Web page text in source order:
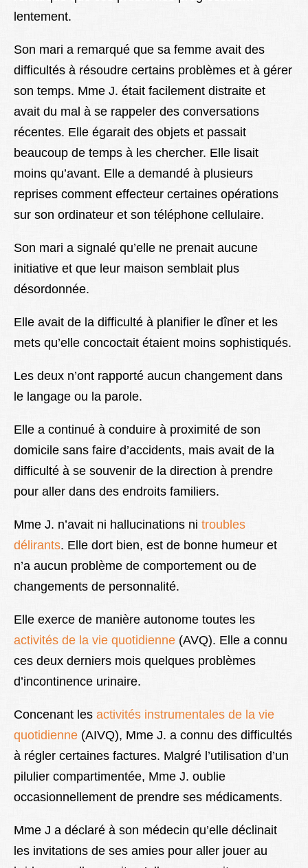
lentement.
Son mari a remarqué que sa femme avait des
difficultés à résoudre certains problèmes et à gérer
son temps. Mme J. était facilement distraite et
avait du mal à se rappeler des conversations
récentes. Elle égarait des objets et passait
beaucoup de temps à les chercher. Elle lisait
moins qu’avant. Elle a demandé à plusieurs
reprises comment effecteur certaines opérations
sur son ordinateur et son téléphone cellulaire.
Son mari a signalé qu’elle ne prenait aucune
initiative et que leur maison semblait plus
désordonnée.
Elle avait de la difficulté à planifier le dîner et les
mets qu’elle concoctait étaient moins sophistiqués.
Les deux n’ont rapporté aucun changement dans
le langage ou la parole.
Elle a continué à conduire à proximité de son
domicile sans faire d’accidents, mais avait de la
difficulté à se souvenir de la direction à prendre
pour aller dans des endroits familiers.
Mme J. n’avait ni hallucinations ni troubles
délirants. Elle dort bien, est de bonne humeur et
n’a aucun problème de comportement ou de
changements de personnalité.
Elle exerce de manière autonome toutes les
activités de la vie quotidienne (AVQ). Elle a connu
ces deux derniers mois quelques problèmes
d’incontinence urinaire.
Concenant les activités instrumentales de la vie
quotidienne (AIVQ), Mme J. a connu des difficultés
à régler certaines factures. Malgré l’utilisation d’un
pilulier compartimentée, Mme J. oublie
occasionnellement de prendre ses médicaments.
Mme J a déclaré à son médecin qu’elle déclinait
les invitations de ses amies pour aller jouer au